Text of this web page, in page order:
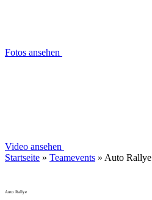
Fotos ansehen
Video ansehen
Startseite » Teamevents » Auto Rallye
Auto Rallye